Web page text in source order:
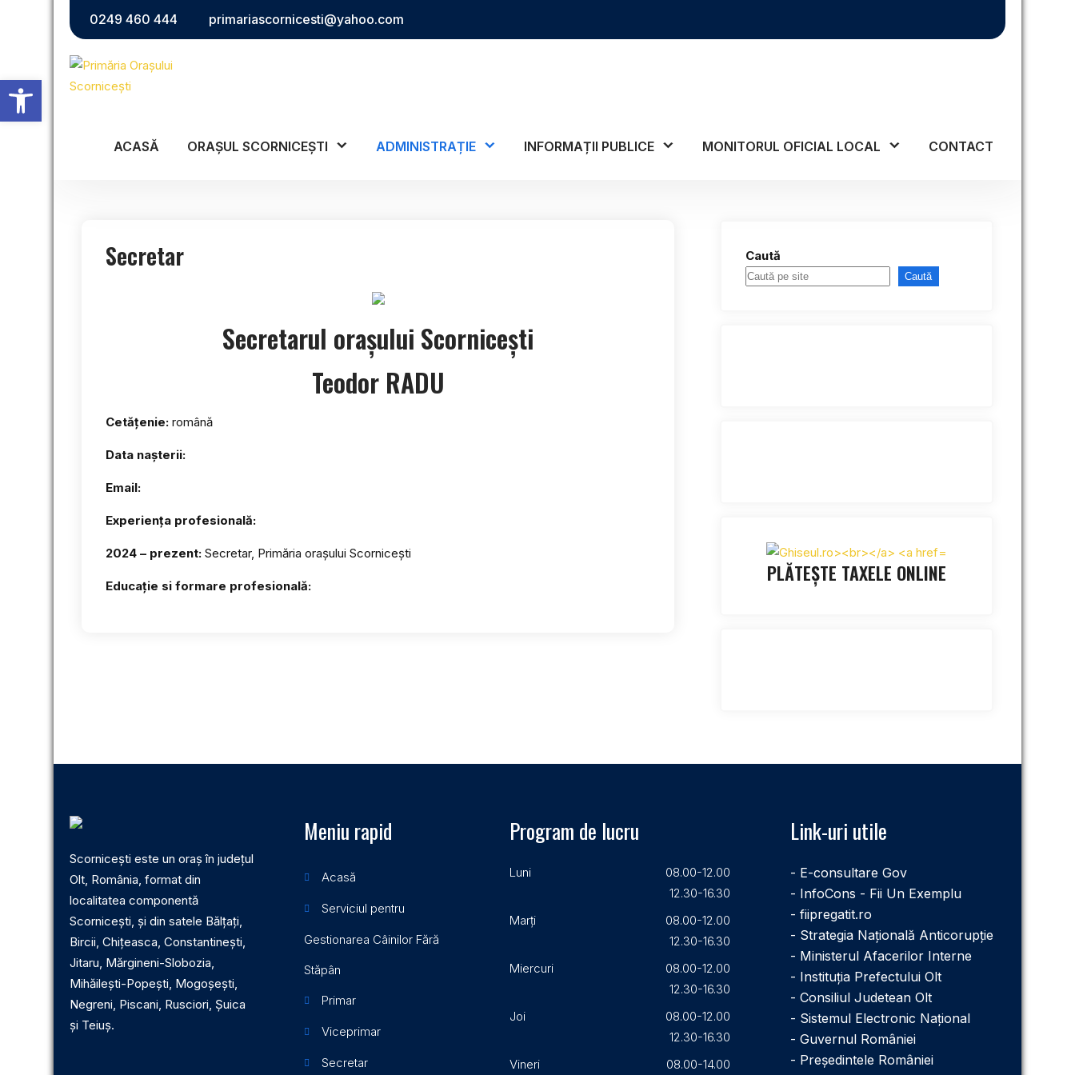
0249 460 444 primariascornicesti@yahoo.com
ACASĂ ORAȘUL SCORNICEȘTI ADMINISTRAȚIE INFORMAȚII PUBLICE MONITORUL OFICIAL LOCAL CONTACT
Secretar
Secretarul orașului Scornicești
Teodor RADU
Cetățenie: română
Data nașterii:
Email:
Experiența profesională:
2024 – prezent: Secretar, Primăria orașului Scornicești
Educație si formare profesională:
Caută
Caută
PLĂTEȘTE TAXELE ONLINE
Scornicești este un oraș în județul
Olt, România, format din
localitatea componentă
Scornicești, și din satele Bălțați,
Bircii, Chițeasca, Constantinești,
Jitaru, Mărgineni-Slobozia,
Mihăilești-Popești, Mogoșești,
Negreni, Piscani, Rusciori, Șuica
și Teiuș.
Meniu rapid
Acasă
Serviciul pentru
Gestionarea Câinilor Fără
Stăpân
Primar
Viceprimar
Secretar
Program de lucru
Luni
08.00-12.00
12.30-16.30
Marți
08.00-12.00
12.30-16.30
Miercuri
08.00-12.00
12.30-16.30
Joi
08.00-12.00
12.30-16.30
Vineri
08.00-14.00
Link-uri utile
- E-consultare Gov
- InfoCons - Fii Un Exemplu
- fiipregatit.ro
- Strategia Națională Anticorupție
- Ministerul Afacerilor Interne
- Instituţia Prefectului Olt
- Consiliul Judetean Olt
- Sistemul Electronic Naţional
- Guvernul României
- Președintele României
Deschide bara de unelte